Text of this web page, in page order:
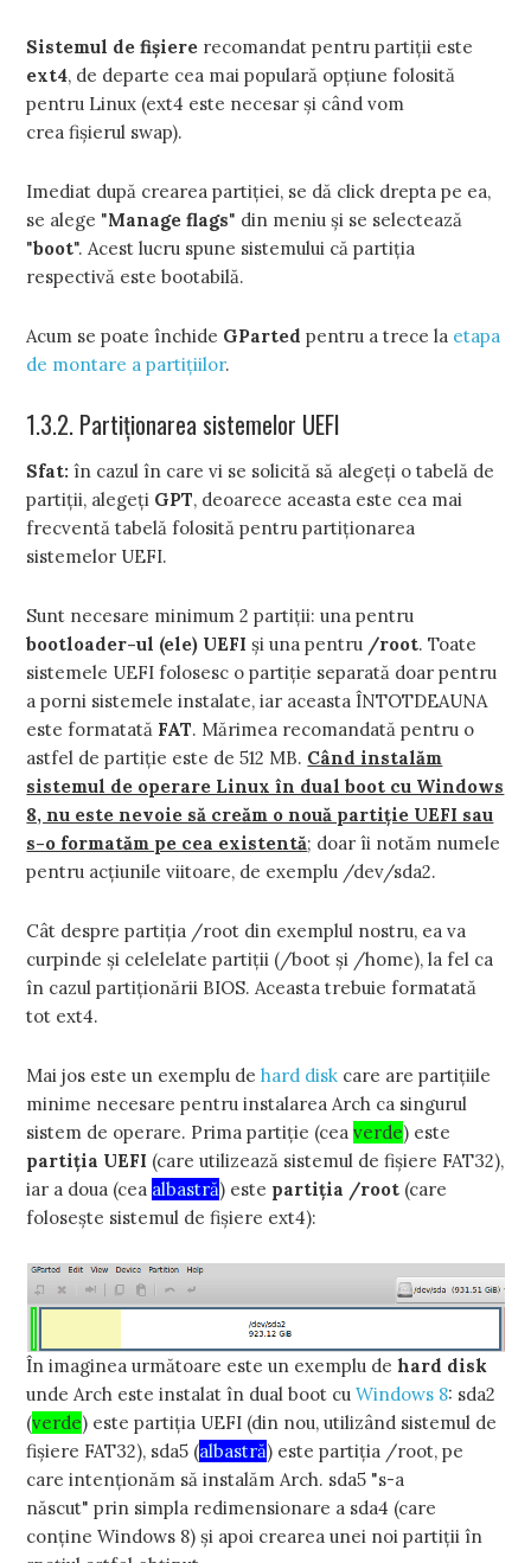
Sistemul de fişiere recomandat pentru partiţii este
ext4, de departe cea mai populară opţiune folosită
pentru Linux (ext4 este necesar şi când vom
crea fişierul swap).
Imediat după crearea partiţiei, se dă click drepta pe ea,
se alege "Manage flags" din meniu şi se selectează
"boot". Acest lucru spune sistemului că partiţia
respectivă este bootabilă.
Acum se poate închide GParted pentru a trece la etapa
de montare a partiţiilor.
1.3.2. Partiţionarea sistemelor UEFI
Sfat: în cazul în care vi se solicită să alegeţi o tabelă de
partiţii, alegeţi GPT, deoarece aceasta este cea mai
frecventă tabelă folosită pentru partiţionarea
sistemelor UEFI.
Sunt necesare minimum 2 partiţii: una pentru
bootloader-ul (ele) UEFI şi una pentru /root. Toate
sistemele UEFI folosesc o partiţie separată doar pentru
a porni sistemele instalate, iar aceasta ÎNTOTDEAUNA
este formatată FAT. Mărimea recomandată pentru o
astfel de partiţie este de 512 MB. Când instalăm
sistemul de operare Linux în dual boot cu Windows
8, nu este nevoie să creăm o nouă partiţie UEFI sau
s-o formatăm pe cea existentă; doar îi notăm numele
pentru acţiunile viitoare, de exemplu /dev/sda2.
Cât despre partiţia /root din exemplul nostru, ea va
curpinde şi celelelate partiţii (/boot şi /home), la fel ca
în cazul partiţionării BIOS. Aceasta trebuie formatată
tot ext4.
Mai jos este un exemplu dehard disk care are partiţiile
minime necesare pentru instalarea Arch ca singurul
sistem de operare. Prima partiţie (ceaverde) este
partiţia UEFI (care utilizează sistemul de fişiere FAT32),
iar a doua (cea albastră) este partiţia /root (care
foloseşte sistemul de fişiere ext4):
În imaginea următoare este un exemplu de hard disk
unde Arch este instalat în dual boot cuWindows 8: sda2
(verde) este partiţia UEFI (din nou, utilizând sistemul de
fişiere FAT32), sda5 (albastră) este partiţia /root, pe
care intenţionăm să instalăm Arch. sda5 "s-a
născut" prin simpla redimensionare a sda4 (care
conţine Windows 8) şi apoi crearea unei noi partiţii în